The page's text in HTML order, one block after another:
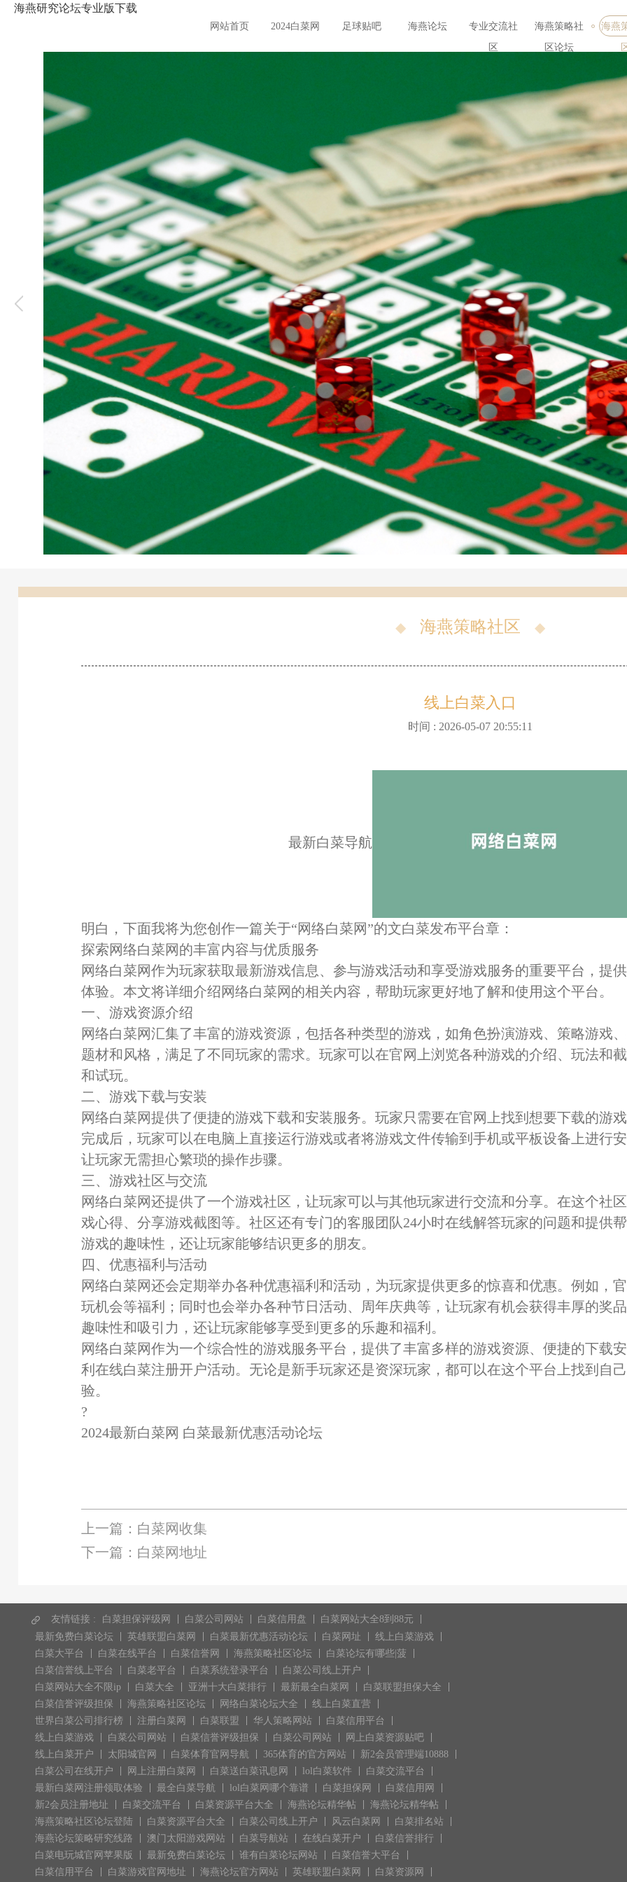
海燕研究论坛专业版下载
网站首页 2024白菜网 足球贴吧 海燕论坛
专业交流社
区
海燕策略社
区论坛
海燕
◆ 海燕策略社区 ◆
线上白菜入口
时间 : 2026-05-07 20:55:11
最新白菜导航
明白，下面我将为您创作一篇关于“网络白菜网”的文白菜发布平台章：
探索网络白菜网的丰富内容与优质服务
网络白菜网作为玩家获取最新游戏信息、参与游戏活动和享受游戏服务的重要平台，提
体验。本文将详细介绍网络白菜网的相关内容，帮助玩家更好地了解和使用这个平台。
一、游戏资源介绍
网络白菜网汇集了丰富的游戏资源，包括各种类型的游戏，如角色扮演游戏、策略游戏
题材和风格，满足了不同玩家的需求。玩家可以在官网上浏览各种游戏的介绍、玩法和
和试玩。
二、游戏下载与安装
网络白菜网提供了便捷的游戏下载和安装服务。玩家只需要在官网上找到想要下载的游
完成后，玩家可以在电脑上直接运行游戏或者将游戏文件传输到手机或平板设备上进行
让玩家无需担心繁琐的操作步骤。
三、游戏社区与交流
网络白菜网还提供了一个游戏社区，让玩家可以与其他玩家进行交流和分享。在这个社
戏心得、分享游戏截图等。社区还有专门的客服团队24小时在线解答玩家的问题和提供
游戏的趣味性，还让玩家能够结识更多的朋友。
四、优惠福利与活动
网络白菜网还会定期举办各种优惠福利和活动，为玩家提供更多的惊喜和优惠。例如，
玩机会等福利；同时也会举办各种节日活动、周年庆典等，让玩家有机会获得丰厚的奖
趣味性和吸引力，还让玩家能够享受到更多的乐趣和福利。
网络白菜网作为一个综合性的游戏服务平台，提供了丰富多样的游戏资源、便捷的下载
利在线白菜注册开户活动。无论是新手玩家还是资深玩家，都可以在这个平台上找到自
验。
?
2024最新白菜网 白菜最新优惠活动论坛
上一篇：白菜网收集
下一篇：白菜网地址
友情链接 : 白菜担保评级网 白菜公司网站 白菜信用盘
白菜网站大全8到88元
最新免费白菜论坛
英雄联盟白菜网 白菜最新优惠活动论坛 白菜网址
线上白菜游戏
白菜大平台
白菜在线平台 白菜信誉网 海燕策略社区论坛
白菜论坛有哪些|菠
白菜信誉线上平台
白菜老平台 白菜系统登录平台
白菜公司线上开户
白菜网站大全不限ip
白菜大全 亚洲十大白菜排行 最新最全白菜网
白菜联盟担保大全
白菜信誉评级担保
海燕策略社区论坛 网络白菜论坛大全
线上白菜直营
世界白菜公司排行榜
注册白菜网 白菜联盟 华人策略网站
白菜信用平台
线上白菜游戏
白菜公司网站 白菜信誉评级担保 白菜公司网站
网上白菜资源贴吧
线上白菜开户
太阳城官网 白菜体育官网导航 365体育的官方网站
新2会员管理端10888
白菜公司在线开户
网上注册白菜网 白菜送白菜讯息网 lol白菜软件
白菜交流平台
最新白菜网注册领取体验
最全白菜导航 lol白菜网哪个靠谱 白菜担保网
白菜信用网
新2会员注册地址
白菜交流平台 白菜资源平台大全 海燕论坛精华帖
海燕论坛精华帖
海燕策略社区论坛登陆
白菜资源平台大全 白菜公司线上开户 风云白菜网
白菜排名站
海燕论坛策略研究线路
澳门太阳游戏网站 白菜导航站 在线白菜开户
白菜信誉排行
白菜电玩城官网苹果版
最新免费白菜论坛 谁有白菜论坛网站
白菜信誉大平台
白菜信用平台
白菜游戏官网地址 海燕论坛官方网站 英雄联盟白菜网 白菜资源网